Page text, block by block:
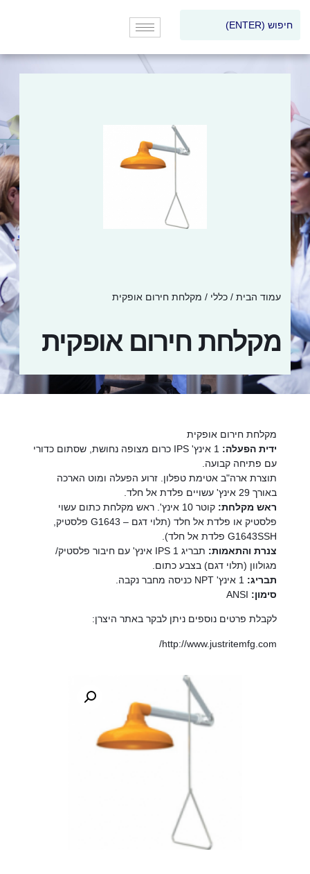
עמוד הבית / כללי / מקלחת חירום אופקית
מקלחת חירום אופקית
מקלחת חירום אופקית
ידית הפעלה:
1 אינץ' IPS כרום מצופה נחושת, שסתום כדורי
עם פתיחה קבועה.
תוצרת ארה"ב אטימת טפלון. זרוע הפעלה ומוט הארכה
באורך 29 אינץ' עשויים פלדת אל חלד.
ראש מקלחת: קוטר 10 אינץ'. ראש מקלחת כתום עשוי
פלסטיק או פלדת אל חלד (תלוי דגם – G1643 פלסטיק,
G1643SSH פלדת אל חלד).
צנרת והתאמות:
תבריג IPS 1 אינץ' עם חיבור פלסטיק/
מגולוון (תלוי דגם) בצבע כתום.
תבריג:
סימון:
לקבלת פרטים נוספים ניתן לבקר באתר היצרן:
http://www.justritemfg.com/